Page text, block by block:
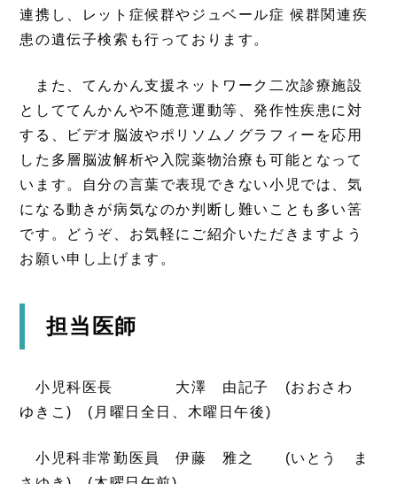
連携し、レット症候群やジュベール症 候群関連疾
患の遺伝子検索も行っております。
また、てんかん支援ネットワーク二次診療施設
としててんかんや不随意運動等、発作性疾患に対
する、ビデオ脳波やポリソムノグラフィーを応用
した多層脳波解析や入院薬物治療も可能となって
います。自分の言葉で表現できない小児では、気
になる動きが病気なのか判断し難いことも多い筈
です。どうぞ、お気軽にご紹介いただきますよう
お願い申し上げます。
担当医師
小児科医長 大澤 由記子 (おおさわ
ゆきこ) (月曜日全日、木曜日午後)
小児科非常勤医員 伊藤 雅之 (いとう ま